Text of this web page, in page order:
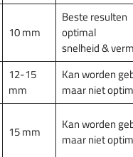
10 mm
Beste resulten
optimal
snelheid &
12-15
mm
Kan worden
maar niet
15 mm
Kan worden
maar niet